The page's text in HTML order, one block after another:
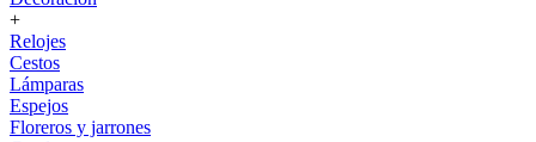
+
Relojes
Cestos
Lámparas
Espejos
Floreros y jarrones